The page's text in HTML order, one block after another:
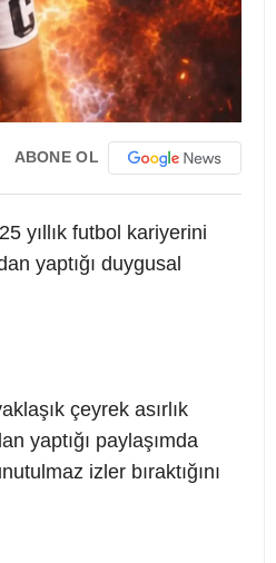
ABONE OL
yıllık futbol kariyerini
yaptığı duygusal
çeyrek asırlık
yaptığı paylaşımda
izler bıraktığını